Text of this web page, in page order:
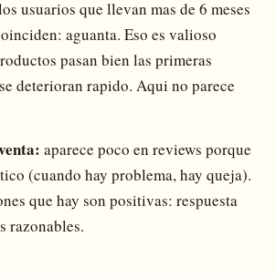
usuarios que llevan mas de 6 meses
aguanta. Eso es valioso
pasan bien las primeras
deterioran rapido. Aqui no parece
aparece poco en reviews porque
(cuando hay problema, hay queja).
que hay son positivas: respuesta
razonables.